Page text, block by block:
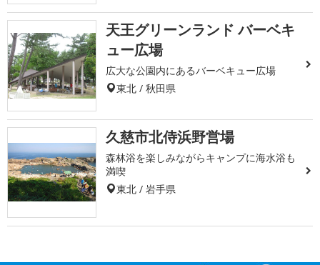
天王グリーンランド バーベキ
ュー広場
広大な公園内にあるバーベキュー広場
東北 / 秋田県
久慈市北侍浜野営場
森林浴を楽しみながらキャンプに海水浴も
満喫
東北 / 岩手県